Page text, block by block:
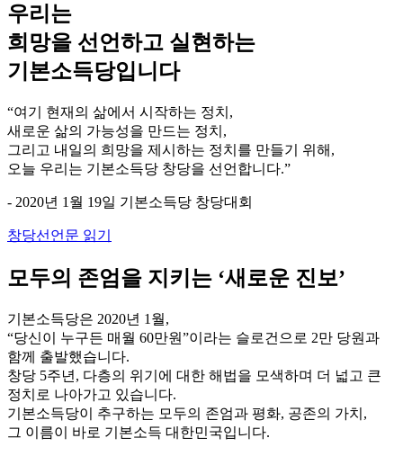
우리는
희망을 선언하고 실현하는
기본소득당입니다
“여기 현재의 삶에서 시작하는 정치,
새로운 삶의 가능성을 만드는 정치,
그리고 내일의 희망을 제시하는 정치를 만들기 위해,
오늘 우리는 기본소득당 창당을 선언합니다.”
- 2020년 1월 19일 기본소득당 창당대회
창당선언문 읽기
모두의 존엄을 지키는 ‘새로운 진보’
기본소득당은 2020년 1월,
“당신이 누구든 매월 60만원”이라는 슬로건으로 2만 당원과
함께 출발했습니다.
창당 5주년, 다층의 위기에 대한 해법을 모색하며 더 넓고 큰
정치로 나아가고 있습니다.
기본소득당이 추구하는 모두의 존엄과 평화, 공존의 가치,
그 이름이 바로 기본소득 대한민국입니다.